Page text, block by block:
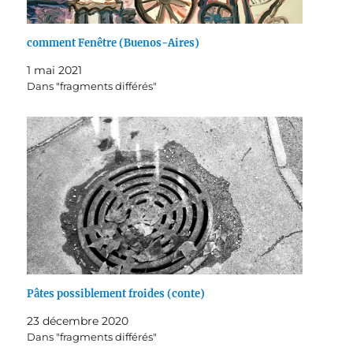
comment Fenêtre (Buenos-Aires)
1 mai 2021
Dans "fragments différés"
Pâtes possiblement froides (conte)
23 décembre 2020
Dans "fragments différés"